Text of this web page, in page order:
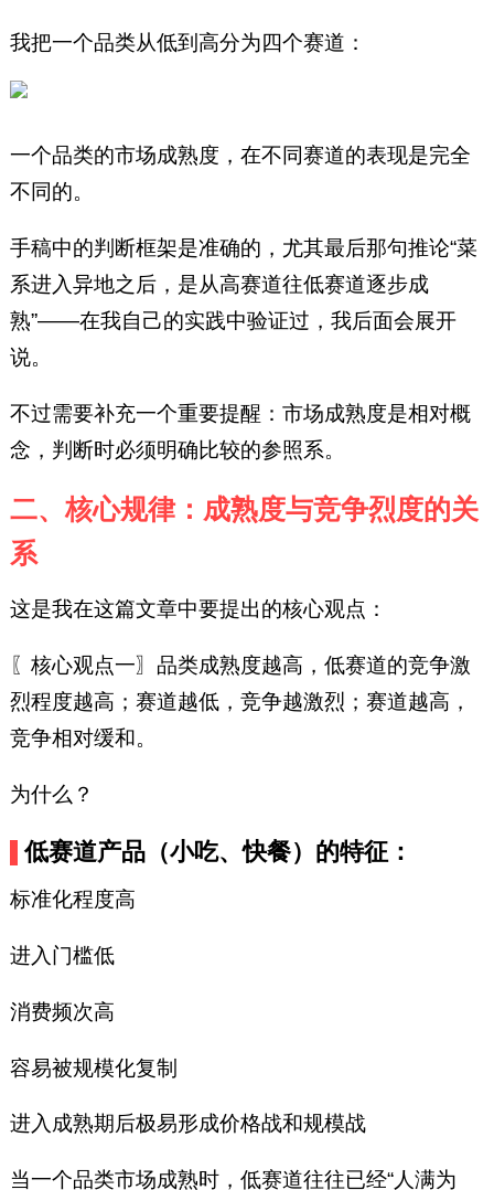
我把一个品类从低到高分为四个赛道：
一个品类的市场成熟度，在不同赛道的表现是完全
不同的。
手稿中的判断框架是准确的，尤其最后那句推论“菜
系进入异地之后，是从高赛道往低赛道逐步成
熟”——在我自己的实践中验证过，我后面会展开
说。
不过需要补充一个重要提醒：市场成熟度是相对概
念，判断时必须明确比较的参照系。
二、核心规律：成熟度与竞争烈度的关
系
这是我在这篇文章中要提出的核心观点：
〖核心观点一〗品类成熟度越高，低赛道的竞争激
烈程度越高；赛道越低，竞争越激烈；赛道越高，
竞争相对缓和。
为什么？
低赛道产品（小吃、快餐）的特征：
标准化程度高
进入门槛低
消费频次高
容易被规模化复制
进入成熟期后极易形成价格战和规模战
当一个品类市场成熟时，低赛道往往已经“人满为